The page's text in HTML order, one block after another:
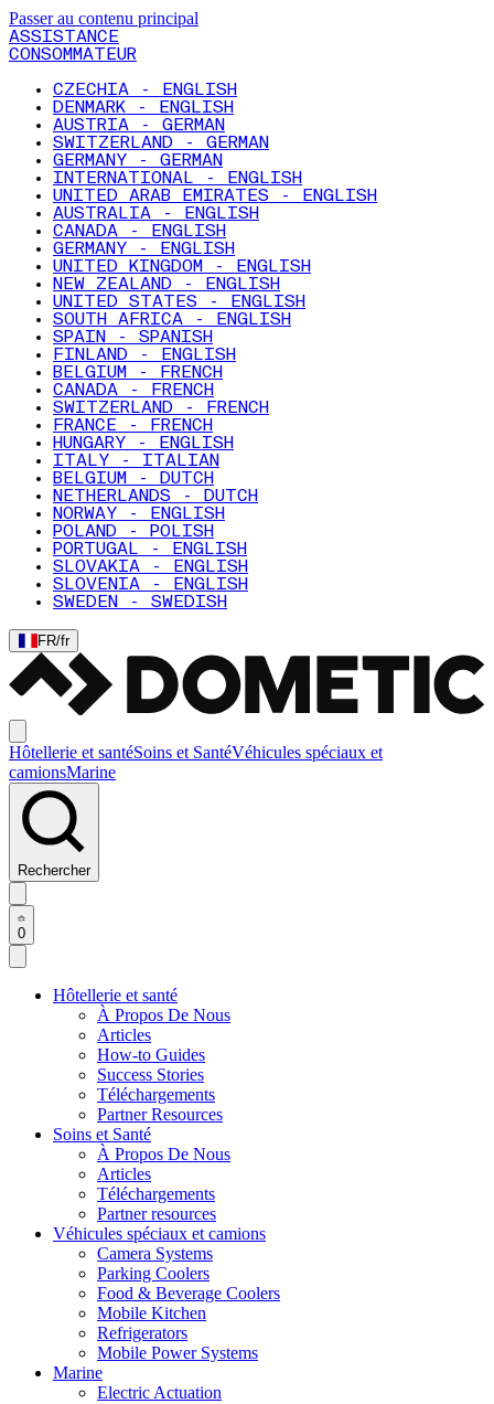
Passer au contenu principal
ASSISTANCE
CONSOMMATEUR
CZECHIA - ENGLISH
DENMARK - ENGLISH
AUSTRIA - GERMAN
SWITZERLAND - GERMAN
GERMANY - GERMAN
INTERNATIONAL - ENGLISH
UNITED ARAB EMIRATES - ENGLISH
AUSTRALIA - ENGLISH
CANADA - ENGLISH
GERMANY - ENGLISH
UNITED KINGDOM - ENGLISH
NEW ZEALAND - ENGLISH
UNITED STATES - ENGLISH
SOUTH AFRICA - ENGLISH
SPAIN - SPANISH
FINLAND - ENGLISH
BELGIUM - FRENCH
CANADA - FRENCH
SWITZERLAND - FRENCH
FRANCE - FRENCH
HUNGARY - ENGLISH
ITALY - ITALIAN
BELGIUM - DUTCH
NETHERLANDS - DUTCH
NORWAY - ENGLISH
POLAND - POLISH
PORTUGAL - ENGLISH
SLOVAKIA - ENGLISH
SLOVENIA - ENGLISH
SWEDEN - SWEDISH
FR/fr
Hôtellerie et santéSoins et SantéVéhicules spéciaux et
camionsMarine
Rechercher
0
Hôtellerie et santé
À Propos De Nous
Articles
How-to Guides
Success Stories
Téléchargements
Partner Resources
Soins et Santé
À Propos De Nous
Articles
Téléchargements
Partner resources
Véhicules spéciaux et camions
Camera Systems
Parking Coolers
Food & Beverage Coolers
Mobile Kitchen
Refrigerators
Mobile Power Systems
Marine
Electric Actuation